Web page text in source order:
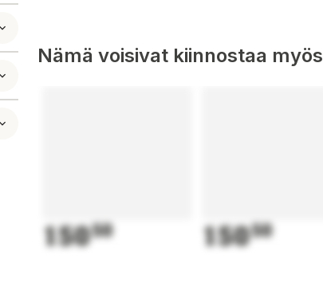
Nämä voisivat kiinnostaa myös
15050 15050